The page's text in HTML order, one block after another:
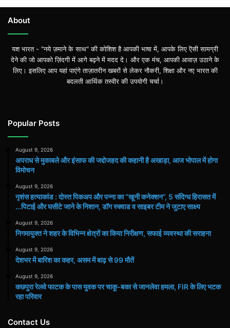
About
यश भारत - "नये ज़माने के साथ" की कोशिश है आपकी भाषा में, आपके लिए ऎसी सामग्री
देने की जो आपको ज़िंदगी में आगे बढ़ने में मदद दे। और एक मंच, आपकी आवाज़ उठाने के
लिए। इसलिए आप यहां पाएंगे ताज़ातरीन खबरों से लेकर नौकरी, शिक्षा और नए भारत की
बदलती आर्थिक तस्वीर की उपयोगी चर्चा।
Popular Posts
August 9, 2026
अपराध से मुकाबले और इंसाफ की जद्दोजहद की कहानी है अखाड़ा, आज भोपाल में होगा
विमोचन
August 9, 2026
नृशंस हत्याकांड : दोस्त पिकअप और पन्ना का “खूनी कनेक्शन”, 5 संदिग्ध हिरासत में
…पिटाई और घसीटे जाने के निशान, डॉग स्क्वाड व साइबर टीम ने जुटाए साक्ष्य
August 9, 2026
निगमायुक्त ने शहर के विभिन्न क्षेत्रों का किया निरीक्षण, सफाई व्यवस्था की सराहना
August 9, 2026
देशभर में बारिश का कहर, असम में बाढ़ से 99 मौतें
August 9, 2026
कछपुरा रेलवे फाटक के पास युवक पर चाकू-बका से जानलेवा हमला, FIR के लिए भटक
रहा परिवार
Contact Us